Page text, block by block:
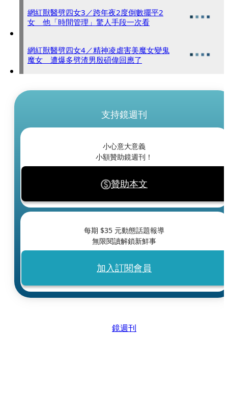
網紅獸醫劈四女3／跨年夜2度倒數擺平2
女 他「時間管理」驚人手段一次看
網紅獸醫劈四女4／精神凌虐害美魔女變鬼
魔女 遭爆多劈渣男殷碩偉回應了
支持鏡週刊
小心意大意義
小額贊助鏡週刊！
贊助本文
每期 $35 元動態話題報導
無限閱讀解鎖新鮮事
加入訂閱會員
鏡週刊